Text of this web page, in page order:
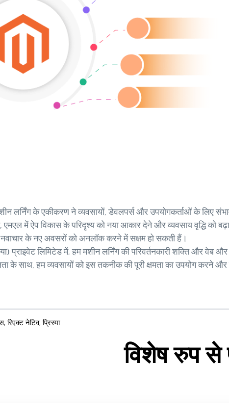
लर्निंग के एकीकरण ने व्यवसायों, डेवलपर्स और उपयोगकर्ताओं के लिए
एमएल में ऐप विकास के परिदृश्य को नया आकार देने और व्यवसाय वृद्धि को
के नए अवसरों को अनलॉक करने में सक्षम हो सकती हैं।
प्राइवेट लिमिटेड में, हम मशीन लर्निंग की परिवर्तनकारी शक्ति और
के साथ, हम व्यवसायों को इस तकनीक की पूरी क्षमता का उपयोग
,रिएक्ट नेटिव,प्रिस्मा
विशेष रुप से